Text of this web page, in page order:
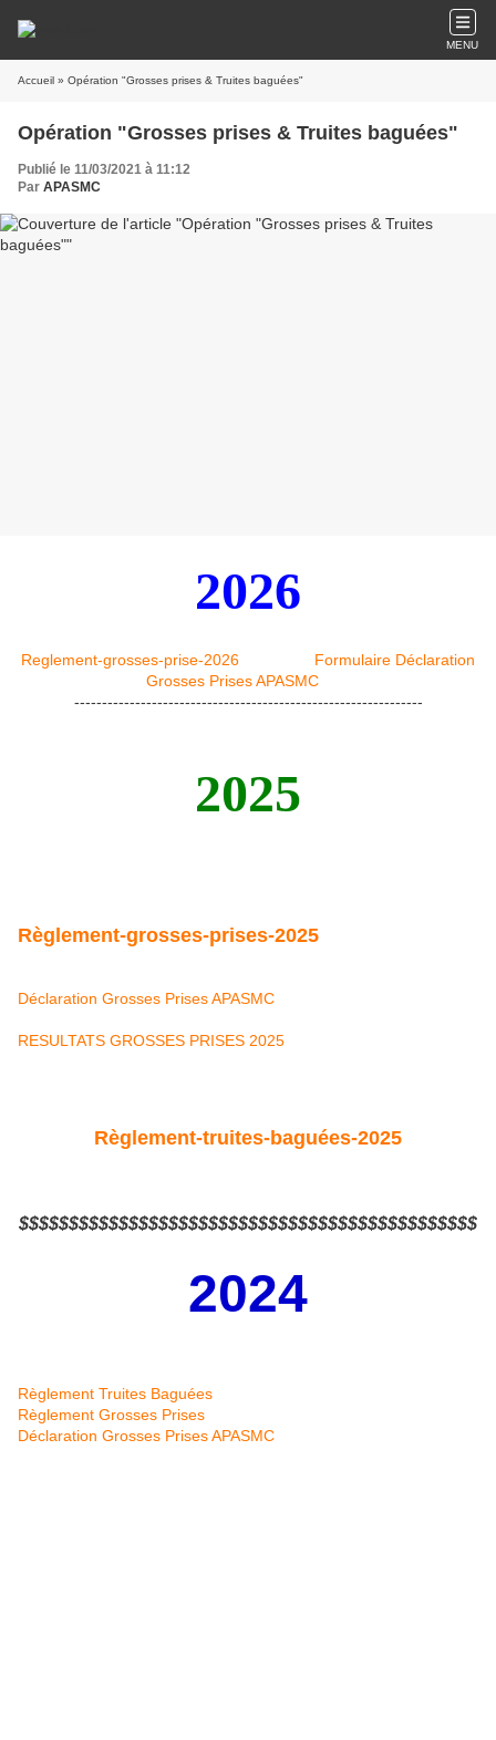
MENU
Accueil » Opération "Grosses prises & Truites baguées"
Opération "Grosses prises & Truites baguées"
Publié le 11/03/2021 à 11:12
Par APASMC
2026
Reglement-grosses-prise-2026
Formulaire Déclaration
Grosses Prises APASMC
---------------------------------------------------------------
2025
Règlement-grosses-prises-2025
Déclaration Grosses Prises APASMC
RESULTATS GROSSES PRISES 2025
Règlement-truites-baguées-2025
$$$$$$$$$$$$$$$$$$$$$$$$$$$$$$$$$$$$$$$$$$$$$$
2024
Règlement Truites Baguées
Règlement Grosses Prises
Déclaration Grosses Prises APASMC